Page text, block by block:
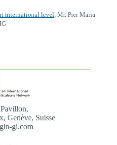
international level, Mr. Pier Maria
Genève, Suisse
gi.com